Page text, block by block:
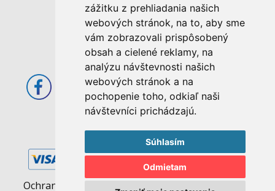
zážitku z prehliadania našich
webových stránok, na to, aby sme
vám zobrazovali prispôsobený
obsah a cielené reklamy, na
analýzu návštevnosti našich
webových stránok a na
pochopenie toho, odkiaľ naši
návštevníci prichádzajú.
Súhlasím
Odmietam
E-mail: info@abcom.sk
Tel: +421 38 53 62 611
Otváracie hodiny:
Po - Pia: 08:00 - 17:00
Ochrana osobných údajov | Pravidlá cookies